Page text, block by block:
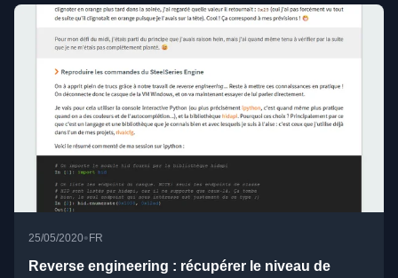
25/05/2020•FR
Reverse engineering : récupérer le niveau de